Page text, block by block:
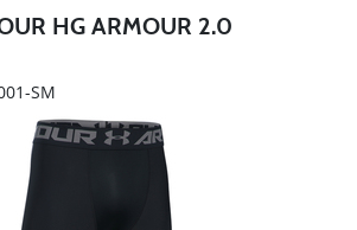
HG ARMOUR 2.0
SM